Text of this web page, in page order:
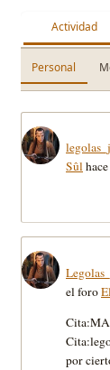
Actividad
Personal
Sûl
el foro
por